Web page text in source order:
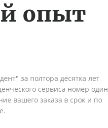
опыт
за полтора десятка лет
сервиса номер один
вашего заказа в срок и по